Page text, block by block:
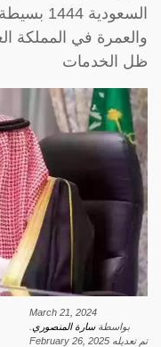
والعمرة في المملكة
ظل الخدمات
March 21, 2024
بواسطةسارة المنصوري
تم تعديله February 26, 2025